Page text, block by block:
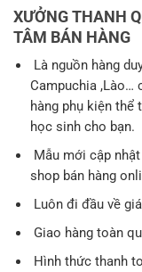
XƯỞNG THANH
TÂM BÁN HÀNG
Là nguồn hàng
Campuchia ,Lào…
hàng phụ kiện thể
học sinh cho bạn.
Mẫu mới cập
shop bán hàng
Luôn đi đầu về
Giao hàng toàn
Hình thức thanh